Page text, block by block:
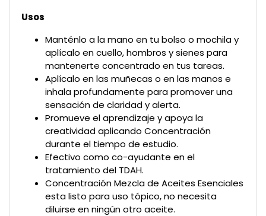
Usos
Manténlo a la mano en tu bolso o mochila y
aplícalo en cuello, hombros y sienes para
mantenerte concentrado en tus tareas.
Aplícalo en las muñecas o en las manos e
inhala profundamente para promover una
sensación de claridad y alerta.
Promueve el aprendizaje y apoya la
creatividad aplicando Concentración
durante el tiempo de estudio.
Efectivo como co-ayudante en el
tratamiento del TDAH.
Concentración Mezcla de Aceites Esenciales
esta listo para uso tópico, no necesita
diluirse en ningún otro aceite.